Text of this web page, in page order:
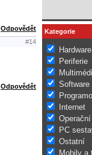
Odpovědět
#14
Odpovědět
Kategorie
Hardware
Periferie
Software
Internet
PC
Ostatní
Mobily a